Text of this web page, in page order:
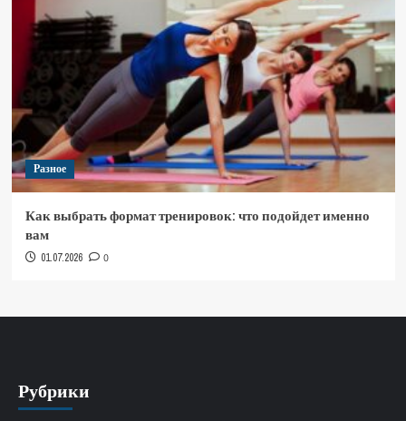
Разное
Как выбрать формат тренировок: что подойдет именно
вам
01.07.2026 0
Рубрики